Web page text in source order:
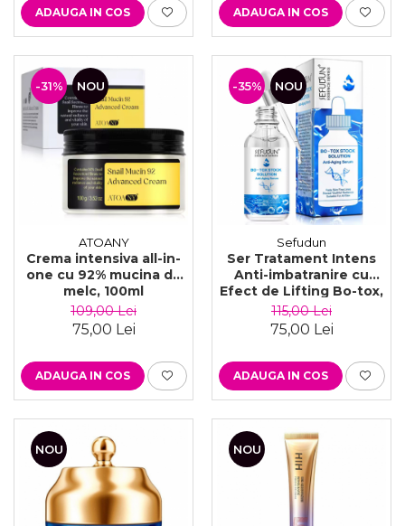
ADAUGA IN COS ADAUGA IN COS
-31% NOU
ATOANY
Crema intensiva all-in-
one cu 92% mucina de
melc, 100ml
109,00 Lei
75,00 Lei
ADAUGA IN COS
-35% NOU
Sefudun
Ser Tratament Intens
Anti-imbatranire cu
Efect de Lifting Bo-tox,
Sefudun, 30 ml
115,00 Lei
75,00 Lei
ADAUGA IN COS
NOU NOU